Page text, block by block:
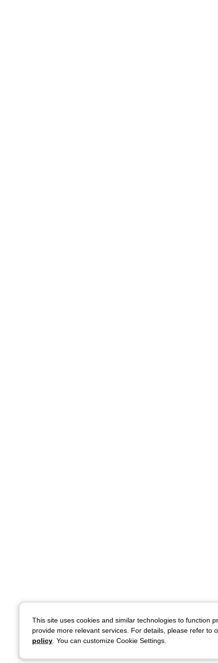
This site uses cookies and similar technologies to function
provide more relevant services. For details, please refer to
policy . You can customize Cookie Settings.